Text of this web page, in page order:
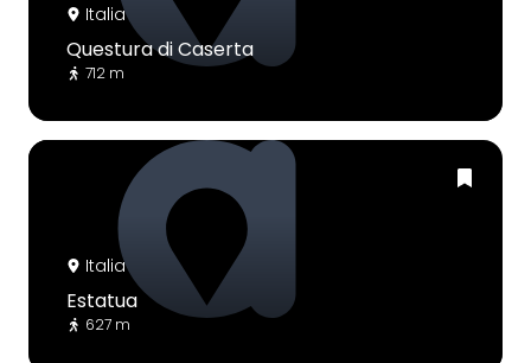
Italia
Questura di Caserta
712 m
Italia
Estatua
627 m